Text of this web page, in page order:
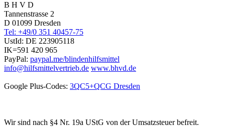
B H V D
Tannenstrasse 2
D 01099 Dresden
Tel: +49/0 351 40457-75
UstId: DE 223905118
IK=591 420 965
PayPal: paypal.me/blindenhilfsmittel
info@hilfsmittelvertrieb.de www.bhvd.de
Google Plus-Codes: 3QC5+QCG Dresden
Wir sind nach §4 Nr. 19a UStG von der Umsatzsteuer befreit.